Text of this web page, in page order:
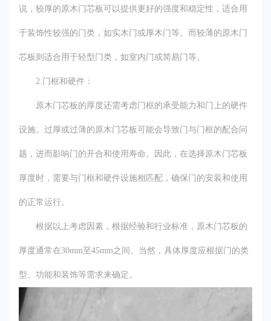
说，较厚的原木门芯板可以提供更好的强度和稳定性，适合用
于装饰性较强的门类，如实木门或厚木门等。而较薄的原木门
芯板则适合用于轻型门类，如室内门或简易门等。
2.门框和硬件：
原木门芯板的厚度还需考虑门框的承受能力和门上的硬件
设施。过厚或过薄的原木门芯板可能会导致门与门框的配合问
题，进而影响门的开合和使用寿命。因此，在选择原木门芯板
厚度时，需要与门框和硬件设施相匹配，确保门的安装和使用
的正常运行。
根据以上考虑因素，根据经验和行业标准，原木门芯板的
厚度通常在30mm至45mm之间。当然，具体厚度应根据门的类
型、功能和装饰等需求来确定。